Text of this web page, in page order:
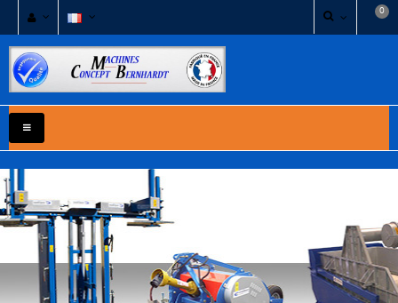
0
NAVIGATION
BASCULE